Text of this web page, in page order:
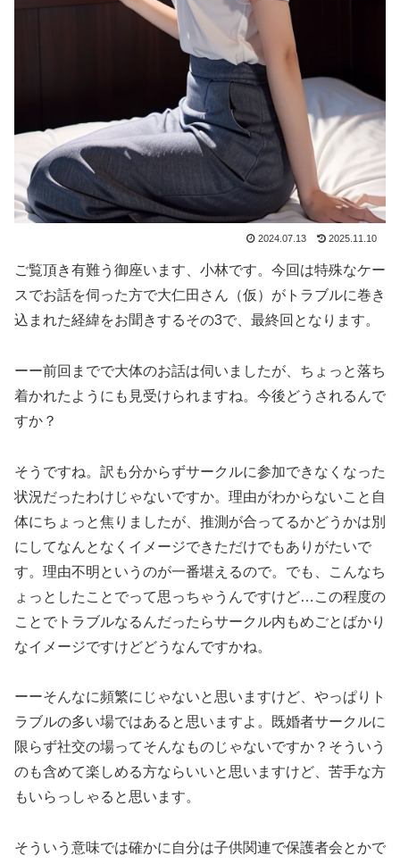
2024.07.13 2025.11.10
ご覧頂き有難う御座います、小林です。今回は特殊なケー
スでお話を伺った方で大仁田さん（仮）がトラブルに巻き
込まれた経緯をお聞きするその3で、最終回となります。
ーー前回までで大体のお話は伺いましたが、ちょっと落ち
着かれたようにも見受けられますね。今後どうされるんで
すか？
そうですね。訳も分からずサークルに参加できなくなった
状況だったわけじゃないですか。理由がわからないこと自
体にちょっと焦りましたが、推測が合ってるかどうかは別
にしてなんとなくイメージできただけでもありがたいで
す。理由不明というのが一番堪えるので。でも、こんなち
ょっとしたことでって思っちゃうんですけど…この程度の
ことでトラブルなるんだったらサークル内もめごとばかり
なイメージですけどどうなんですかね。
ーーそんなに頻繁にじゃないと思いますけど、やっぱりト
ラブルの多い場ではあると思いますよ。既婚者サークルに
限らず社交の場ってそんなものじゃないですか？そういう
のも含めて楽しめる方ならいいと思いますけど、苦手な方
もいらっしゃると思います。
そういう意味では確かに自分は子供関連で保護者会とかで